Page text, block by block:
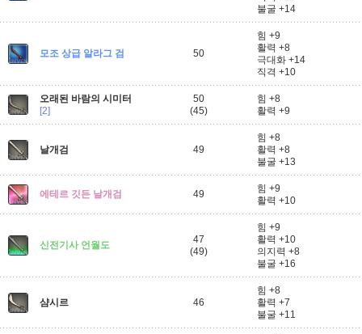
불굴 +14
모조 상급 알라그 검 50
힘 +9
활력 +8
극대화 +14
직격 +10
오래된 바람의 시미터
[2]
50
(45)
힘 +8
활력 +9
날개검 49
힘 +8
활력 +8
불굴 +13
에테르 깃든 날개검 49
힘 +9
활력 +10
신전기사 언월도
47
(49)
힘 +9
활력 +10
의지력 +8
불굴 +16
샴시르 46
힘 +8
활력 +7
불굴 +11